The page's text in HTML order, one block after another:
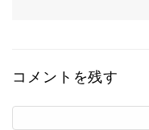
コメントを残す